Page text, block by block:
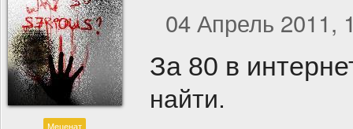
Меценат
04 Апрель 2011,
За 80 в
найти.